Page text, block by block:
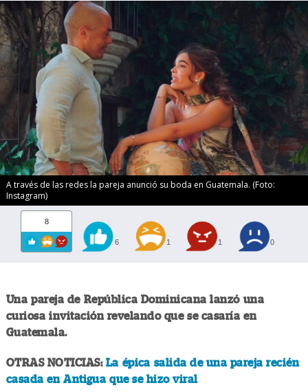
A través de las redes la pareja anunció su boda en Guatemala. (Foto:
Instagram)
8
6 1 1 0
Una pareja de República Dominicana lanzó una
curiosa invitación revelando que se casaría en
Guatemala.
OTRAS NOTICIAS: La épica salida de una pareja recién
casada en Antigua que se hizo viral